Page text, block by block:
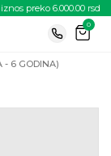
preko 6.000.00 rsd
0
- 6 GODINA)